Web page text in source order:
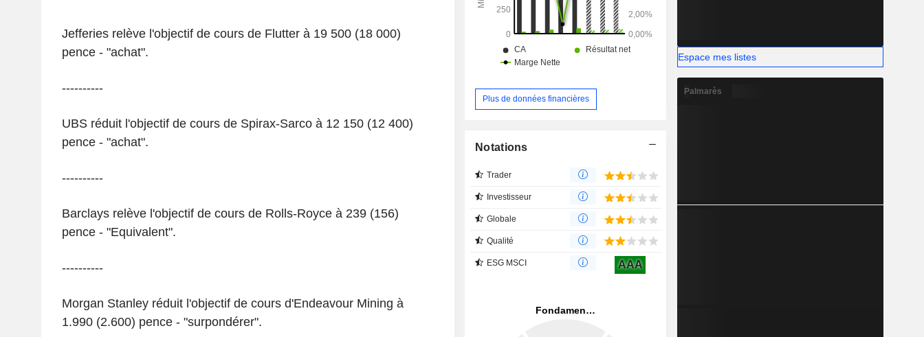
Jefferies relève l'objectif de cours de Flutter à 19 500 (18 000)
pence - "achat".
----------
UBS réduit l'objectif de cours de Spirax-Sarco à 12 150 (12 400)
pence - "achat".
----------
Barclays relève l'objectif de cours de Rolls-Royce à 239 (156)
pence - "Equivalent".
----------
Morgan Stanley réduit l'objectif de cours d'Endeavour Mining à
1.990 (2.600) pence - "surpondérer".
Plus de données financières
Notations
Trader
Investisseur
Globale
Qualité
ESG MSCI AAA
Espace mes listes
Palmarès